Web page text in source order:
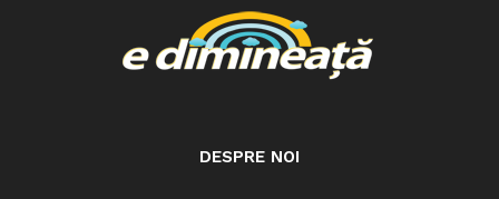
DESPRE NOI